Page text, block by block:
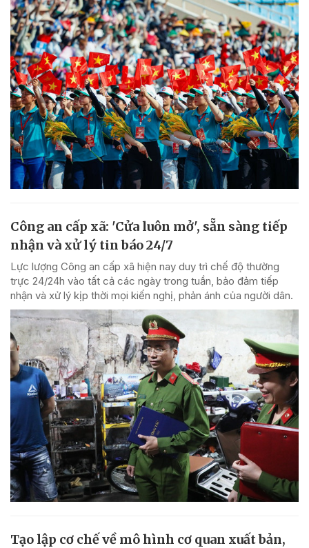
Công an cấp xã: 'Cửa luôn mở', sẵn sàng tiếp
nhận và xử lý tin báo 24/7
Lực lượng Công an cấp xã hiện nay duy trì chế độ thường
trực 24/24h vào tất cả các ngày trong tuần, bảo đảm tiếp
nhận và xử lý kịp thời mọi kiến nghị, phản ánh của người dân.
Tạo lập cơ chế về mô hình cơ quan xuất bản,